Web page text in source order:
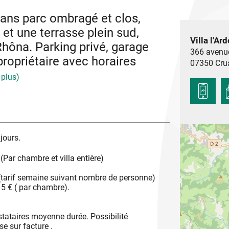
parc ombragé et clos,
une terrasse plein sud,
Parking privé, garage
avec horaires
chambre et villa entière)
semaine suivant nombre de personne)
€ ( par chambre).
moyenne durée. Possibilité
sur facture .
Villa
366
07350